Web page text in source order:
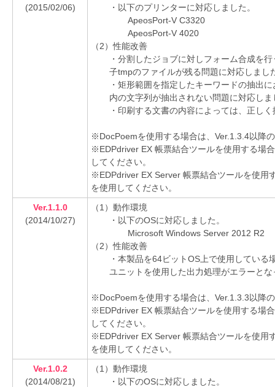
(2015/02/06)
・以下のプリンターに対応しました。
ApeosPort-V C3320
ApeosPort-V 4020
（2）性能改善
・分割したジョブに対しフォーム合成を
子tmpのファイルが残る問題に対応しまし
・矩形範囲を指定したキーワードの抽出
内の文字列が抽出されない問題に対応しま
・印刷する文書の内容によっては、正し
※DocPoemを使用する場合は、Ver.1.3.4以降
※EDPdriver EX 帳票結合ツールを使用する場
してください。
※EDPdriver EX Server 帳票結合ツールを使用
を使用してください。
Ver.1.1.0
(2014/10/27)
（1）動作環境
・以下のOSに対応しました。
Microsoft Windows Server 2012 R2
（2）性能改善
・本製品を64ビットOS上で使用してい
ユニットを使用した出力処理がエラーと
※DocPoemを使用する場合は、Ver.1.3.3以降
※EDPdriver EX 帳票結合ツールを使用する場
してください。
※EDPdriver EX Server 帳票結合ツールを使用
を使用してください。
Ver.1.0.2
(2014/08/21)
（1）動作環境
・以下のOSに対応しました。